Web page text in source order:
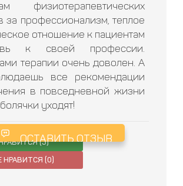
физиотерапевтических
за профессионализм, теплое
отношение к пациентам
к своей профессии.
терапии очень доволен. А
все рекомендации
в повседневной жизни
уходят!
(3)
НРАВИТСЯ (0)
ОСТАВИТЬ ОТЗЫВ